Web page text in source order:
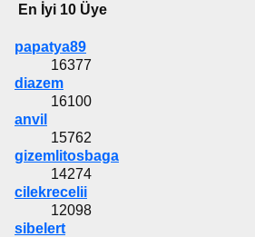
En İyi 10 Üye
papatya89
16377
diazem
16100
anvil
15762
gizemlitosbaga
14274
cilekrecelii
12098
sibelert